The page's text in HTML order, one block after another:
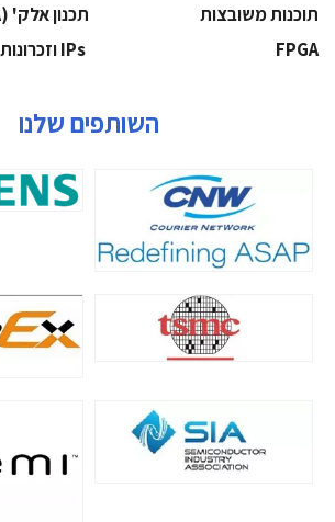
‫תוכנות משובצות‬
‫תכנון אלק' (‪(EDA‬‬
‫‪FPGA‬‬
השותפים שלנו